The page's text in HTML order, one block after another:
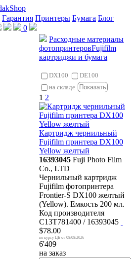
Гарантия Принтеры Бумага Блог
0
Расходные материалы
фотопринтеровFujifilm
картриджи и бумага
DX100
DE100
на складе
Показать
1 2
Картридж чернильный
Fujifilm принтера DX100
Yellow желтый
16393045 Fuji Photo Film
Co., LTD
Чернильный картридж
Fujifilm фотопринтера
Frontier-S DX100 желтый
(Yellow). Емкость 200 мл.
Код производителя
C13T781400 / 16393045
$78.00
08/08/2026
6'409
на заказ